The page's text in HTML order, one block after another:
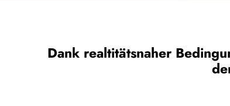
Dank realtitätsnaher